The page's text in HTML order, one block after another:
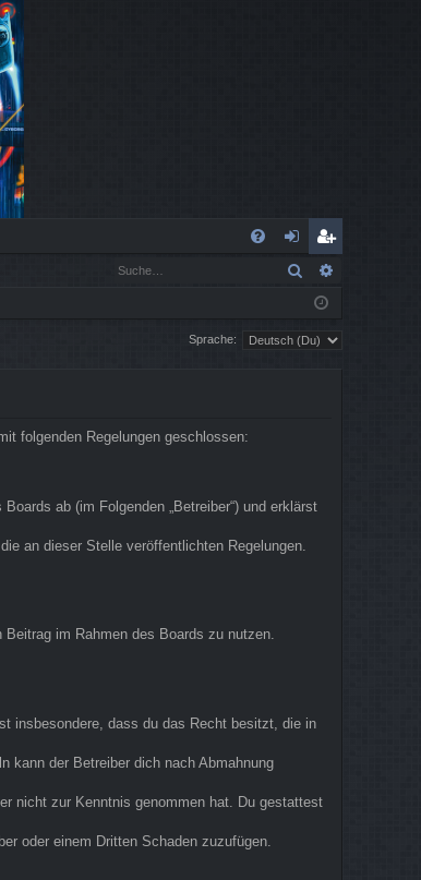
n
el
eg
ist
rie
Suche
Sprache:
folgenden Regelungen geschlossen:
ab (im Folgenden „Betreiber“) und erklärst
an dieser Stelle veröffentlichten Regelungen.
im Rahmen des Boards zu nutzen.
insbesondere, dass du das Recht besitzt, die in
kann der Betreiber dich nach Abmahnung
nicht zur Kenntnis genommen hat. Du gestattest
oder einem Dritten Schaden zuzufügen.